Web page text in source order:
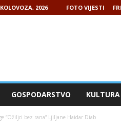
2026 FOTO VIJESTI
GOSPODARSTVO KULTURA
“Ožiljci bez rana” Ljiljane Haidar Diab